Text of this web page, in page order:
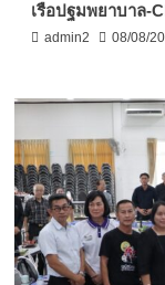
เรือปฐมพยาบาล-
admin2 08/08/